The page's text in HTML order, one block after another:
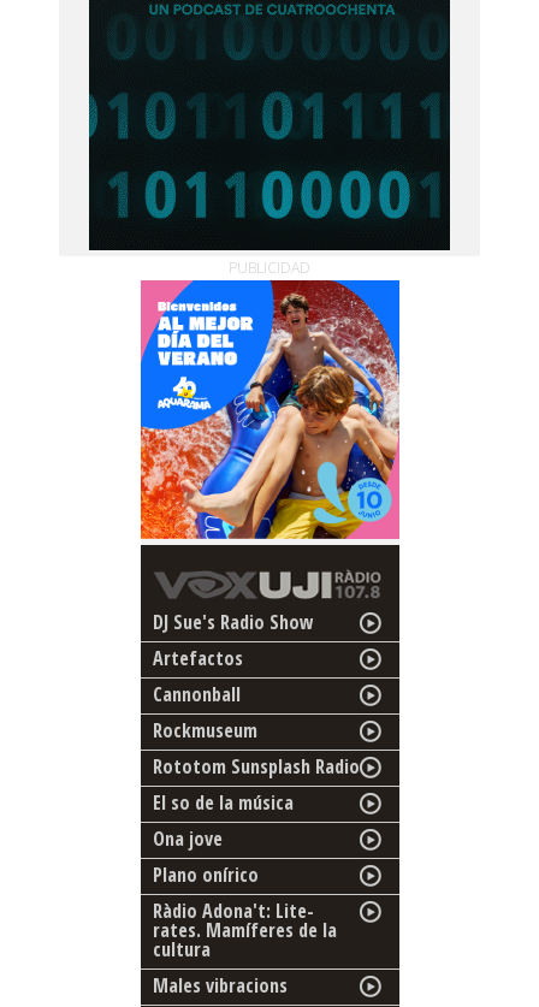
PUBLICIDAD
DJ Sue's Radio Show
Artefactos
Cannonball
Rockmuseum
Rototom Sunsplash Radio
El so de la música
Ona jove
Plano onírico
Ràdio Adona't: Lite-
rates. Mamíferes de la
cultura
Males vibracions